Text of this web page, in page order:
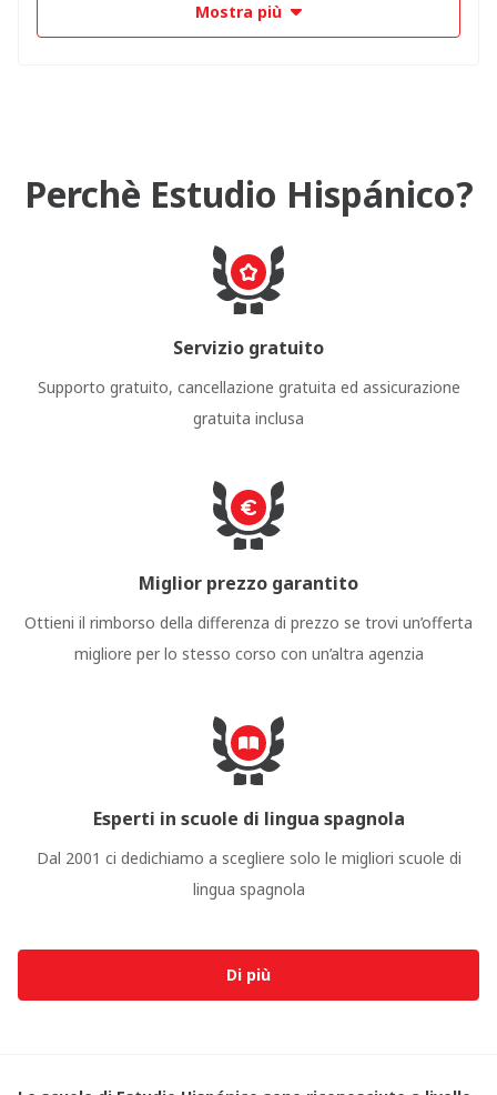
Mostra più
Perchè Estudio Hispánico?
Servizio gratuito
Supporto gratuito, cancellazione gratuita ed assicurazione
gratuita inclusa
Miglior prezzo garantito
Ottieni il rimborso della differenza di prezzo se trovi un’offerta
migliore per lo stesso corso con un’altra agenzia
Esperti in scuole di lingua spagnola
Dal 2001 ci dedichiamo a scegliere solo le migliori scuole di
lingua spagnola
Di più